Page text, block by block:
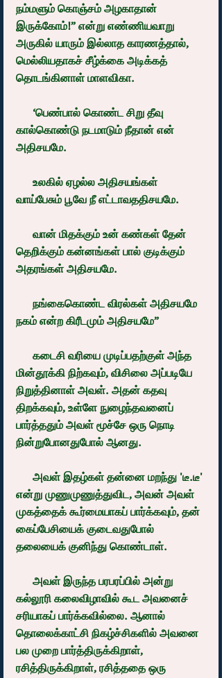
நம்மளும் கொஞ்சம் அழகாதான்
இருக்கோம்!” என்று எண்ணியவாறு
அருகில் யாரும் இல்லாத காரணத்தால்,
மெல்லியதாகச் சீழ்க்கை அடிக்கத்
தொடங்கினாள் மாளவிகா.
கால்கொண்டு நடமாடும் நீதான் என்
அதிசயமே.
வாய்பேசும் பூவே நீ எட்டாவததிசயமே.
தெறிக்கும் கன்னங்கள் பால் குடிக்கும்
அதரங்கள் அதிசயமே.
நகம் என்ற கிரீடமும் அதிசயமே”
மின்தூக்கி நிற்கவும், விசிலை அப்படியே
நிறுத்தினாள் அவள். அதன் கதவு
திறக்கவும், உள்ளே நுழைந்தவனைப்
பார்த்ததும் அவள் மூச்சே ஒரு நொடி
நின்றுபோனதுபோல் ஆனது.
என்று முணுமுணுத்துவிட, அவன் அவள்
முகத்தைக் கூர்மையாகப் பார்க்கவும், தன்
கைப்பேசியைக் குடைவதுபோல்
தலையைக் குனிந்து கொண்டாள்.
கல்லூரி கலைவிழாவில் கூட அவனைச்
சரியாகப் பார்க்கவில்லை. ஆனால்
தொலைக்காட்சி நிகழ்ச்சிகளில் அவனை
பல முறை பார்த்திருக்கிறாள்,
ரசித்திருக்கிறாள், ரசித்ததை ஒரு